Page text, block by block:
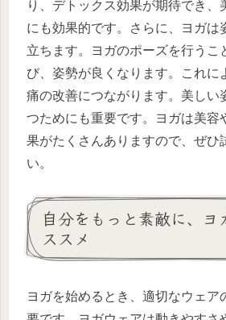
り、デトックス効果が期待でき、
にも効果的です。さらに、ヨガは
立ちます。ヨガのポーズを行うこ
び、姿勢が良くなります。これに
痛の改善につながります。美しい
つためにも重要です。ヨガは美容
果がたくさんありますので、ぜひ
い。
自分をもっと素敵に、ヨ
ススメ
ヨガを始めるとき、適切なウェア